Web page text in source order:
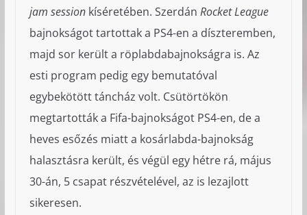
jam sessionkíséretében. Szerdán Rocket League
bajnokságot tartottak a PS4-en a díszteremben,
majd sor került a röplabdabajnokságra is. Az
esti program pedig egy bemutatóval
egybekötött táncház volt. Csütörtökön
megtartották a Fifa-bajnokságot PS4-en, de a
heves esőzés miatt a kosárlabda-bajnokság
halasztásra került, és végül egy hétre rá, május
30-án, 5 csapat részvételével, az is lezajlott
sikeresen.